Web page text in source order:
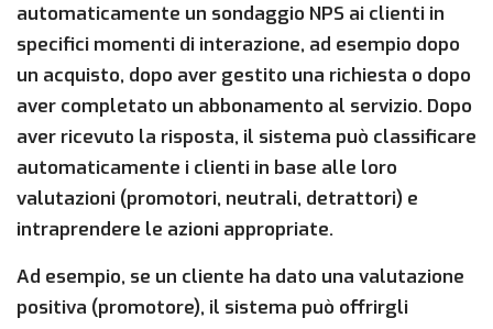
automaticamente un sondaggio NPS ai clienti in
specifici momenti di interazione, ad esempio dopo
un acquisto, dopo aver gestito una richiesta o dopo
aver completato un abbonamento al servizio. Dopo
aver ricevuto la risposta, il sistema può classificare
automaticamente i clienti in base alle loro
valutazioni (promotori, neutrali, detrattori) e
intraprendere le azioni appropriate.
Ad esempio, se un cliente ha dato una valutazione
positiva (promotore), il sistema può offrirgli